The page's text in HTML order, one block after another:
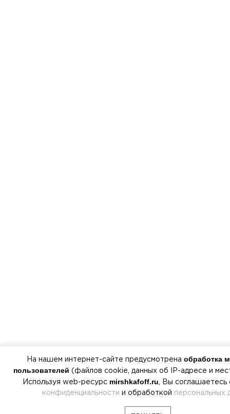
На нашем интернет-сайте предусмотрена обработка
пользователей (файлов cookie, данных об IP-адресе и
Используя web-ресурс mirshkafoff.ru , Вы соглашаетесь
конфиденциальности и обработкой персональных